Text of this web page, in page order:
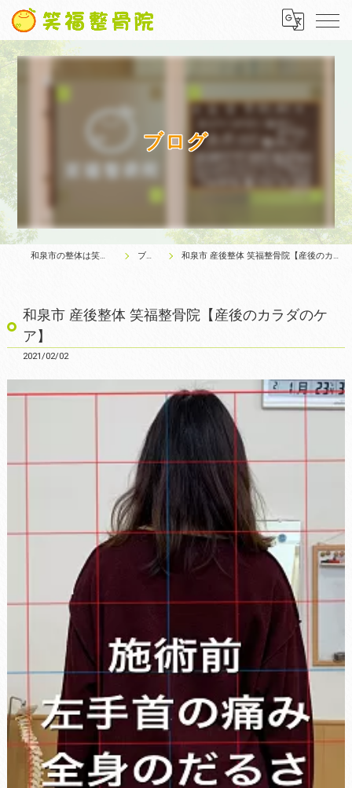
ブログ
和泉市の整体は笑福整骨院 ブログ 和泉市 産後整体 笑福整骨院【産後のカラダのケア】
和泉市 産後整体 笑福整骨院【産後のカラダのケ
ア】
2021/02/02